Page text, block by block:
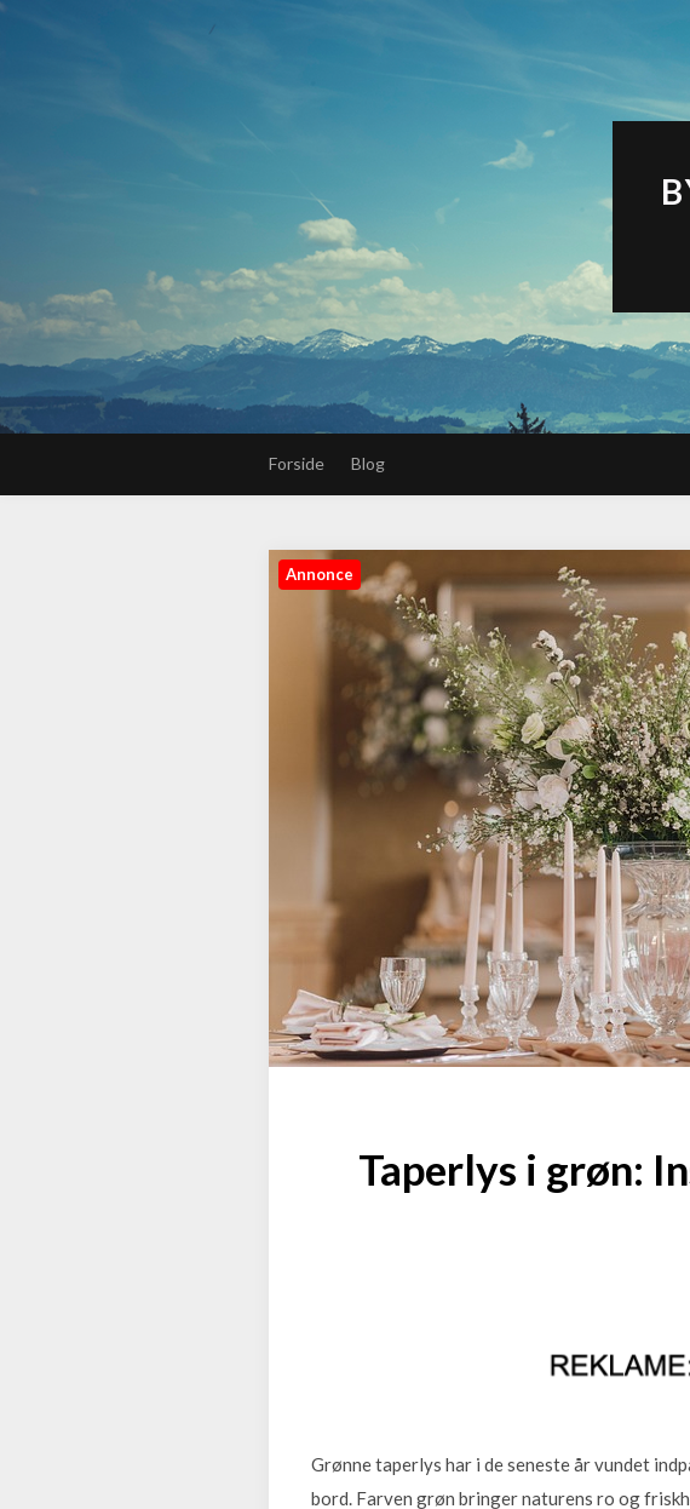
Forside Blog
Annonce
Taperlys i grøn:
Grønne taperlys har i de seneste år vundet
bord. Farven grøn bringer naturens ro og